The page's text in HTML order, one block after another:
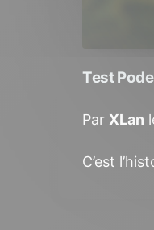
Test
Par XLan
C’est